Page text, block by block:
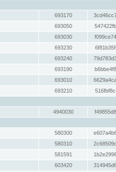
693170
693050
693030
693230
693240
693190
693010
693210
4940030
580300
580310
581591
603420